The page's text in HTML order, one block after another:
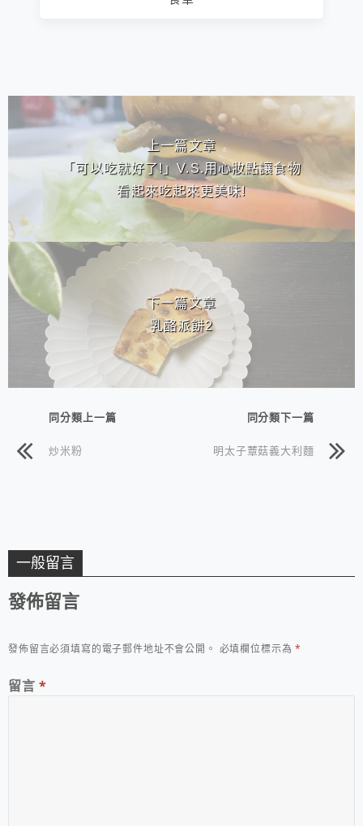
相連文章
上一篇文章
「可以吃就好了!」V.S.用心妝點讓食物
看起來吃起來更美味!
下一篇文章
乳酪派餅2
同分類上一篇
炒米粉
同分類下一篇
明太子蕈菇義大利麵
一般留言
發佈留言
發佈留言必須填寫的電子郵件地址不會公開。 必填欄位標示為*
留言 *